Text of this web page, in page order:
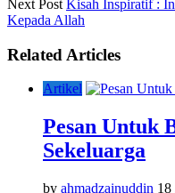
Next Post Kisah Inspiratif :
Kepada Allah
Related Articles
Artikel
Pesan Untuk
Sekeluarga
by ahmadzainuddin 18